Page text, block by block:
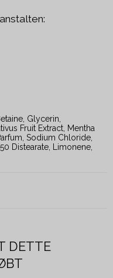
Glycerin,
Fruit Extract, Mentha
Sodium Chloride,
Distearate, Limonene,
DETTE